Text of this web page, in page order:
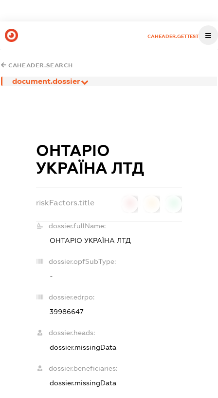
CAHEADER.GETTEST
CAHEADER.SEARCH
document.dossier
ОНТАРІО
УКРАЇНА ЛТД
riskFactors.title
dossier.fullName:
ОНТАРІО УКРАЇНА ЛТД
dossier.opfSubType:
-
dossier.edrpo:
39986647
dossier.heads:
dossier.missingData
dossier.beneficiaries:
dossier.missingData